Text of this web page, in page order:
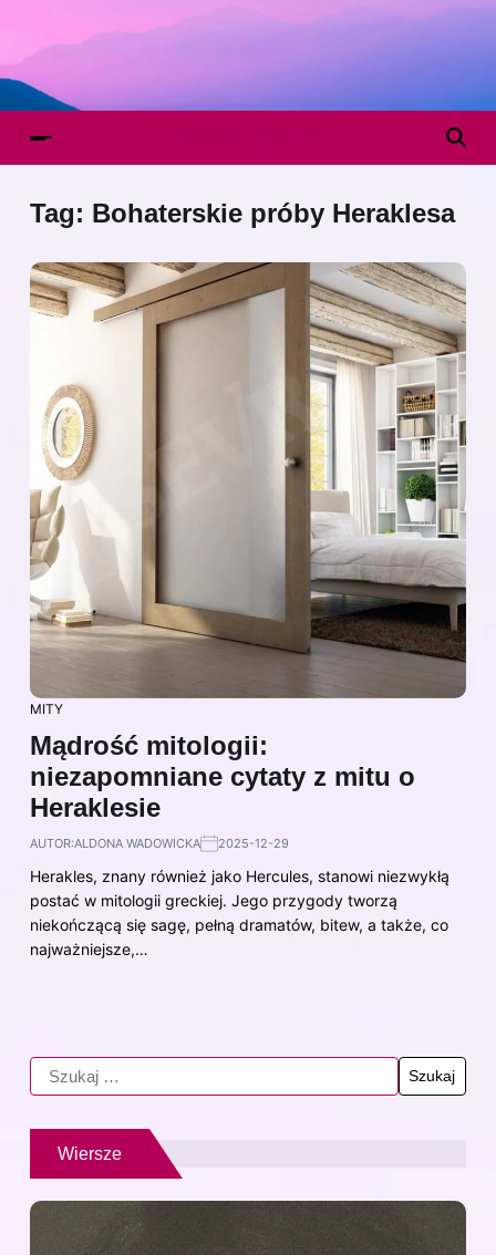
Tag: Bohaterskie próby Heraklesa
MITY
Mądrość mitologii:
niezapomniane cytaty z mitu o
Heraklesie
AUTOR:ALDONA WADOWICKA 2025-12-29
Herakles, znany również jako Hercules, stanowi niezwykłą
postać w mitologii greckiej. Jego przygody tworzą
niekończącą się sagę, pełną dramatów, bitew, a także, co
najważniejsze,…
Wiersze